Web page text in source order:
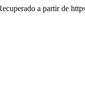
a partir de